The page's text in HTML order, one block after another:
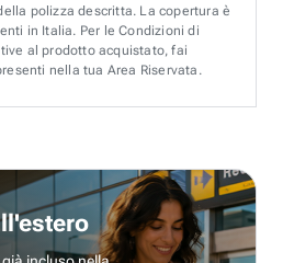
polizza descritta. La copertura è
in Italia. Per le Condizioni di
al prodotto acquistato, fai
nella tua Area Riservata.